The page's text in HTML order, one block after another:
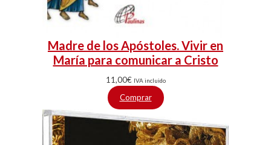
Madre de los Apóstoles. Vivir en
María para comunicar a Cristo
11,00€ IVA incluido
Comprar